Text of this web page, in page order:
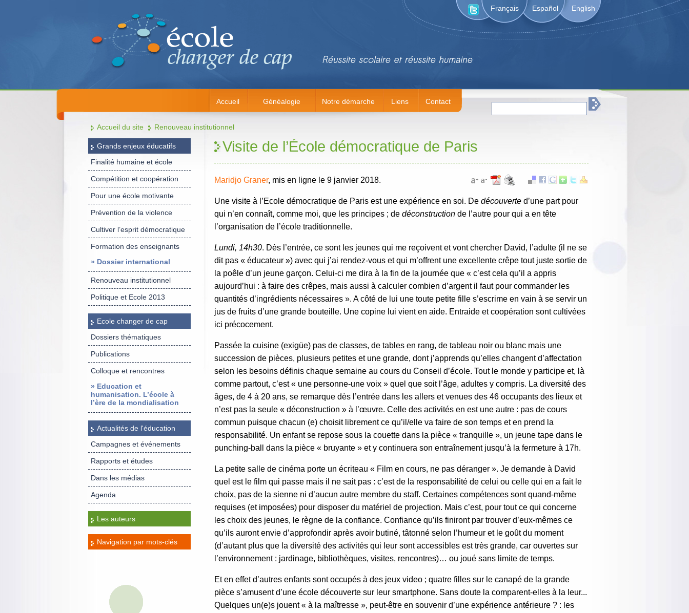
Français Español English
Accueil Généalogie Notre démarche Liens Contact
Accueil du site Renouveau institutionnel
Grands enjeux éducatifs
Finalité humaine et école
Compétition et coopération
Pour une école motivante
Prévention de la violence
Cultiver l’esprit démocratique
Formation des enseignants
» Dossier international
Renouveau institutionnel
Politique et Ecole 2013
Ecole changer de cap
Dossiers thématiques
Publications
Colloque et rencontres
» Education et
humanisation. L’école à
l’ère de la mondialisation
Actualités de l'éducation
Campagnes et événements
Rapports et études
Dans les médias
Agenda
Les auteurs
Navigation par mots-clés
Visite de l’École démocratique de Paris
Maridjo Graner, mis en ligne le 9 janvier 2018.
Une visite à l’Ecole démocratique de Paris est une expérience en soi. De découverte d’une part pour
qui n’en connaît, comme moi, que les principes ; de déconstruction de l’autre pour qui a en tête
l’organisation de l’école traditionnelle.
Lundi, 14h30. Dès l’entrée, ce sont les jeunes qui me reçoivent et vont chercher David, l’adulte (il ne se
dit pas « éducateur ») avec qui j’ai rendez-vous et qui m’offrent une excellente crêpe tout juste sortie de
la poêle d’un jeune garçon. Celui-ci me dira à la fin de la journée que « c’est cela qu’il a appris
aujourd’hui : à faire des crêpes, mais aussi à calculer combien d’argent il faut pour commander les
quantités d’ingrédients nécessaires ». A côté de lui une toute petite fille s’escrime en vain à se servir un
jus de fruits d’une grande bouteille. Une copine lui vient en aide. Entraide et coopération sont cultivées
ici précocement.
Passée la cuisine (exigüe) pas de classes, de tables en rang, de tableau noir ou blanc mais une
succession de pièces, plusieurs petites et une grande, dont j’apprends qu’elles changent d’affectation
selon les besoins définis chaque semaine au cours du Conseil d’école. Tout le monde y participe et, là
comme partout, c’est « une personne-une voix » quel que soit l’âge, adultes y compris. La diversité des
âges, de 4 à 20 ans, se remarque dès l’entrée dans les allers et venues des 46 occupants des lieux et
n’est pas la seule « déconstruction » à l’œuvre. Celle des activités en est une autre : pas de cours
commun puisque chacun (e) choisit librement ce qu’il/elle va faire de son temps et en prend la
responsabilité. Un enfant se repose sous la couette dans la pièce « tranquille », un jeune tape dans le
punching-ball dans la pièce « bruyante » et y continuera son entraînement jusqu’à la fermeture à 17h.
La petite salle de cinéma porte un écriteau « Film en cours, ne pas déranger ». Je demande à David
quel est le film qui passe mais il ne sait pas : c’est de la responsabilité de celui ou celle qui en a fait le
choix, pas de la sienne ni d’aucun autre membre du staff. Certaines compétences sont quand-même
requises (et imposées) pour disposer du matériel de projection. Mais c’est, pour tout ce qui concerne
les choix des jeunes, le règne de la confiance. Confiance qu’ils finiront par trouver d’eux-mêmes ce
qu’ils auront envie d’approfondir après avoir butiné, tâtonné selon l’humeur et le goût du moment
(d’autant plus que la diversité des activités qui leur sont accessibles est très grande, car ouvertes sur
l’environnement : jardinage, bibliothèques, visites, rencontres)… ou joué sans limite de temps.
Et en effet d’autres enfants sont occupés à des jeux video ; quatre filles sur le canapé de la grande
pièce s’amusent d’une école découverte sur leur smartphone. Sans doute la comparent-elles à la leur...
Quelques un(e)s jouent « à la maîtresse », peut-être en souvenir d’une expérience antérieure ? : les